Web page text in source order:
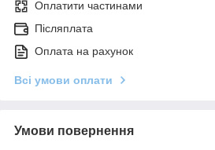
Оплатити частинами
Післяплата
Оплата на рахунок
Всі умови оплати
Умови повернення